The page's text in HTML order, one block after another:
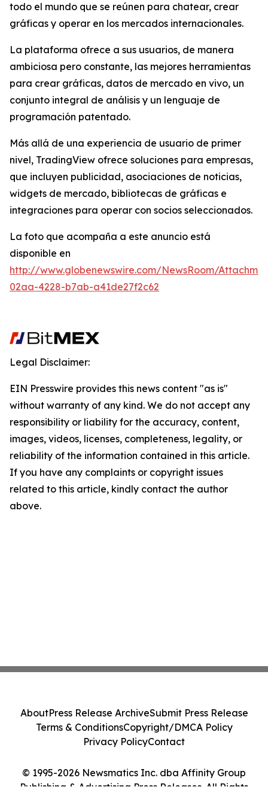
todo el mundo que se reúnen para chatear, crear
gráficas y operar en los mercados internacionales.
La plataforma ofrece a sus usuarios, de manera
ambiciosa pero constante, las mejores herramientas
para crear gráficas, datos de mercado en vivo, un
conjunto integral de análisis y un lenguaje de
programación patentado.
Más allá de una experiencia de usuario de primer
nivel, TradingView ofrece soluciones para empresas,
que incluyen publicidad, asociaciones de noticias,
widgets de mercado, bibliotecas de gráficas e
integraciones para operar con socios seleccionados.
La foto que acompaña a este anuncio está
disponible en
http://www.globenewswire.com/NewsRoom/
02aa-4228-b7ab-a41de27f2c62
Legal Disclaimer:
EIN Presswire provides this news content "as is"
without warranty of any kind. We do not accept any
responsibility or liability for the accuracy, content,
images, videos, licenses, completeness, legality, or
reliability of the information contained in this article.
If you have any complaints or copyright issues
related to this article, kindly contact the author
above.
© 1995-2026 Newsmatics Inc. dba Affinity Group
Publishing & Advertising Press Releases. All Rights
AboutPress Release ArchiveSubmit Press Release
Terms & ConditionsCopyright/DMCA Policy
Privacy PolicyContact